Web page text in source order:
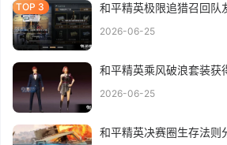
和平精英极限追猎召回队
2026-06-25
和平精英乘风破浪套装获
2026-06-25
和平精英决赛圈生存法则